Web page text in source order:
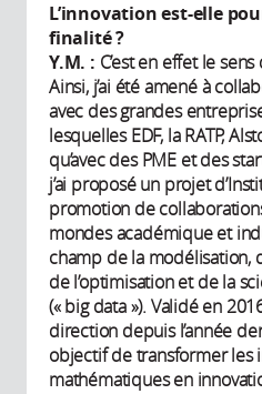
L’innovation est-elle
finalité ?
Y.M. : C’est en effet le
Ainsi, j’ai été amené à
avec des grandes
lesquelles EDF, la RATP,
qu’avec des PME et des
j’ai proposé un projet
promotion de
mondes académique et
champ de la modélisation,
de l’optimisation et de la
(« big data »). Validé en
direction depuis l’année
objectif de transformer les
mathématiques en